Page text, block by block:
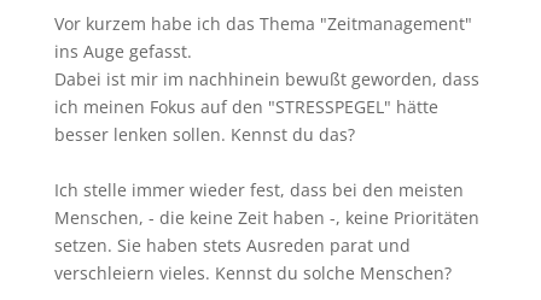
Vor kurzem habe ich das Thema "Zeitmanagement"
ins Auge gefasst.
Dabei ist mir im nachhinein bewußt geworden, dass
ich meinen Fokus auf den "STRESSPEGEL" hätte
besser lenken sollen. Kennst du das?
Ich stelle immer wieder fest, dass bei den meisten
Menschen, - die keine Zeit haben -, keine Prioritäten
setzen. Sie haben stets Ausreden parat und
verschleiern vieles. Kennst du solche Menschen?